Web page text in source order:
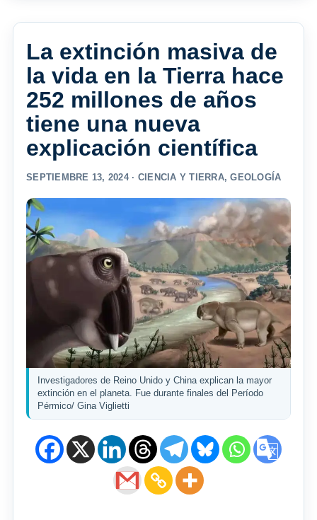
La extinción masiva de
la vida en la Tierra hace
252 millones de años
tiene una nueva
explicación científica
SEPTIEMBRE 13, 2024 · CIENCIA Y TIERRA,GEOLOGÍA
Investigadores de Reino Unido y China explican la mayor
extinción en el planeta. Fue durante finales del Período
Pérmico/ Gina Viglietti